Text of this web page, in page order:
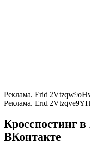
Реклама. Erid
Реклама. Erid
Кросспостинг
ВКонтакте